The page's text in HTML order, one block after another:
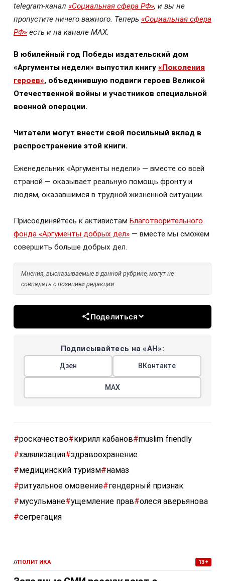
telegram-канал «Социальная сфера РФ», и вы не
пропустите ничего важного. Теперь «Социальная сфера
РФ» есть и на канале МАХ.
В юбилейный год Победы издательский дом
«Аргументы недели» выпустил книгу «Поколения
героев», объединившую подвиги героев Великой
Отечественной войны и участников специальной
военной операции.
Читатели могут внести свой посильный вклад в
распространение этой книги.
Еженедельник «Аргументы недели» — вместе со всей
страной — оказывает реальную помощь фронту и
людям, оказавшимся в трудной жизненной ситуации.
Присоединяйтесь к активистам Благотворительного
фонда «Аргументы добрых дел» — вместе мы сможем
совершить больше добрых дел.
Мнения, высказываемые в данной рубрике, могут не
совпадать с позицией редакции
Поделиться
Подписывайтесь на «АН»:
Дзен ВКонтакте
МАХ
#роскачество#кирилл кабанов#muslim friendly
#халялизация#здравоохранение
#медицинский туризм#намаз
#ритуальное омовение#гендерный признак
#мусульмане#ущемление прав#олеся аверьянова
#сегрегация
//ПОЛИТИКА 13+